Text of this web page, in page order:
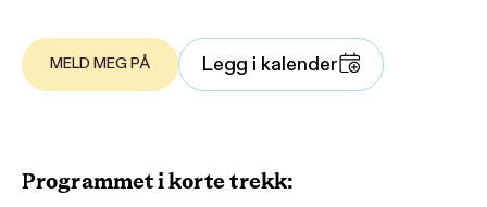
MELD MEG PÅ Legg i kalender
Programmet i korte trekk: